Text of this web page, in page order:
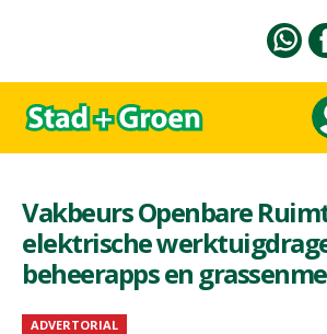
Vakbeurs Openbare
elektrische
beheerapps en
ADVERTORIAL